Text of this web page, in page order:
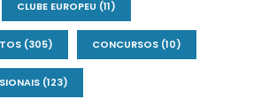
CLUBE EUROPEU (11)
(305) CONCURSOS (10)
(123)